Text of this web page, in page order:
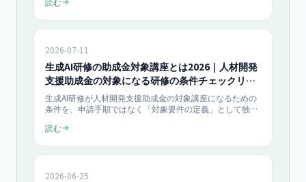
費用対効果が高い業務の優先順位を50社以上の研修データ
2026-07-11
生成AI研修の助成金対象講座とは2026｜人材開発
支援助成金の対象になる研修の条件チェックリス
ト
生成AI研修が人材開発支援助成金の対象講座になるための
条件を、申請手順ではなく「対象要件の定義」として独立
ックリスト化し、自社の研修が助成対象に該当するかを一
読む
2026-06-25